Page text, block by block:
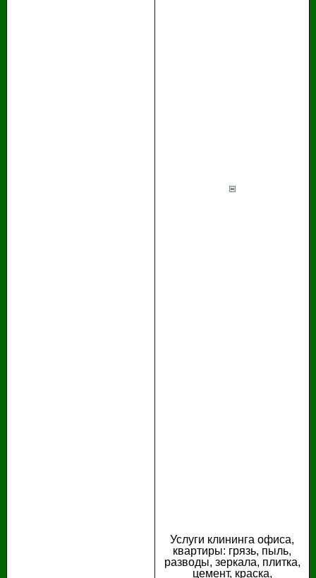
Услуги клининга офиса,
квартиры: грязь, пыль,
разводы, зеркала, плитка,
цемент, краска,